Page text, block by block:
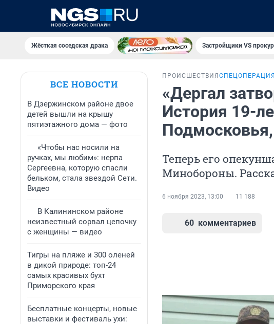
Жёсткая соседская драка Застройщики VS
ВСЕ НОВОСТИ
В Дзержинском районе двое
детей вышли на крышу
пятиэтажного дома — фото
«Чтобы нас носили на
ручках, мы любим»: нерпа
Сергеевна, которую спасли
бельком, стала звездой Сети.
Видео
В Калининском районе
неизвестный сорвал цепочку
с женщины — видео
Тигры на пляже и 300 оленей
в дикой природе: топ-24
самых красивых бухт
Приморского края
Бесплатные концерты, новые
выставки и фестиваль ухи:
ПРОИСШЕСТВИЯ
«Дергал
История 19-
Теперь его
Минобороны.
6 ноября 2023, 13:00 11 188
60 комментариев